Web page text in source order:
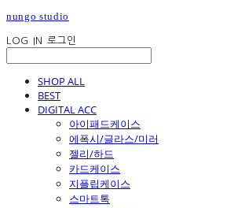
nungo studio
LOG IN 로그인
SHOP ALL
BEST
DIGITAL ACC
아이패드케이스
에폭시/글라스/미러
젤리/하드
카드케이스
지플립케이스
스마트톡